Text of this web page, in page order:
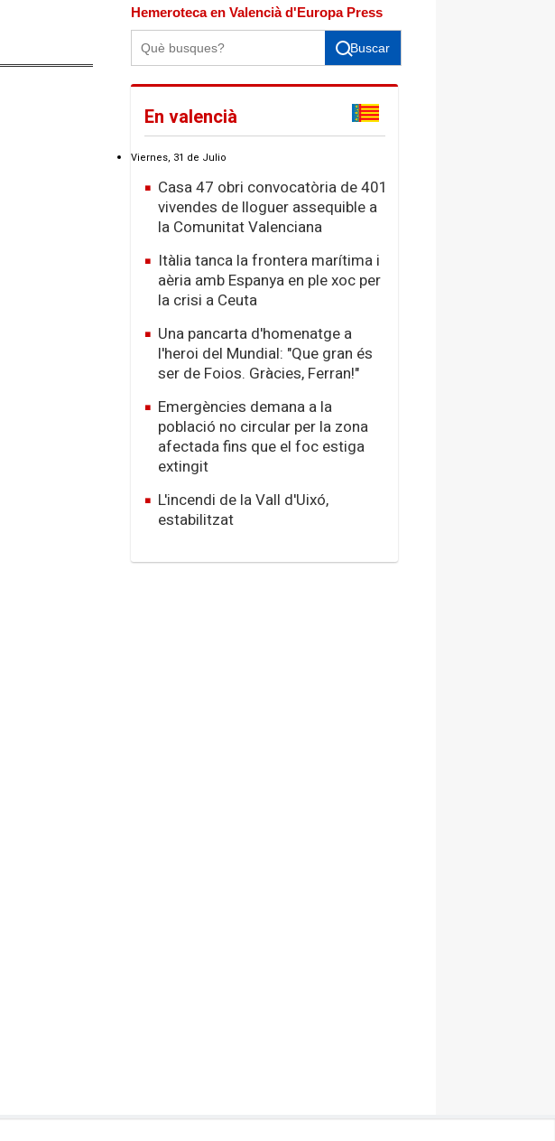
Hemeroteca en Valencià d'Europa Press
Buscar
En valencià
Viernes, 31 de Julio
Casa 47 obri convocatòria de 401
vivendes de lloguer assequible a
la Comunitat Valenciana
Itàlia tanca la frontera marítima i
aèria amb Espanya en ple xoc per
la crisi a Ceuta
Una pancarta d'homenatge a
l'heroi del Mundial: "Que gran és
ser de Foios. Gràcies, Ferran!"
Emergències demana a la
població no circular per la zona
afectada fins que el foc estiga
extingit
L'incendi de la Vall d'Uixó,
estabilitzat